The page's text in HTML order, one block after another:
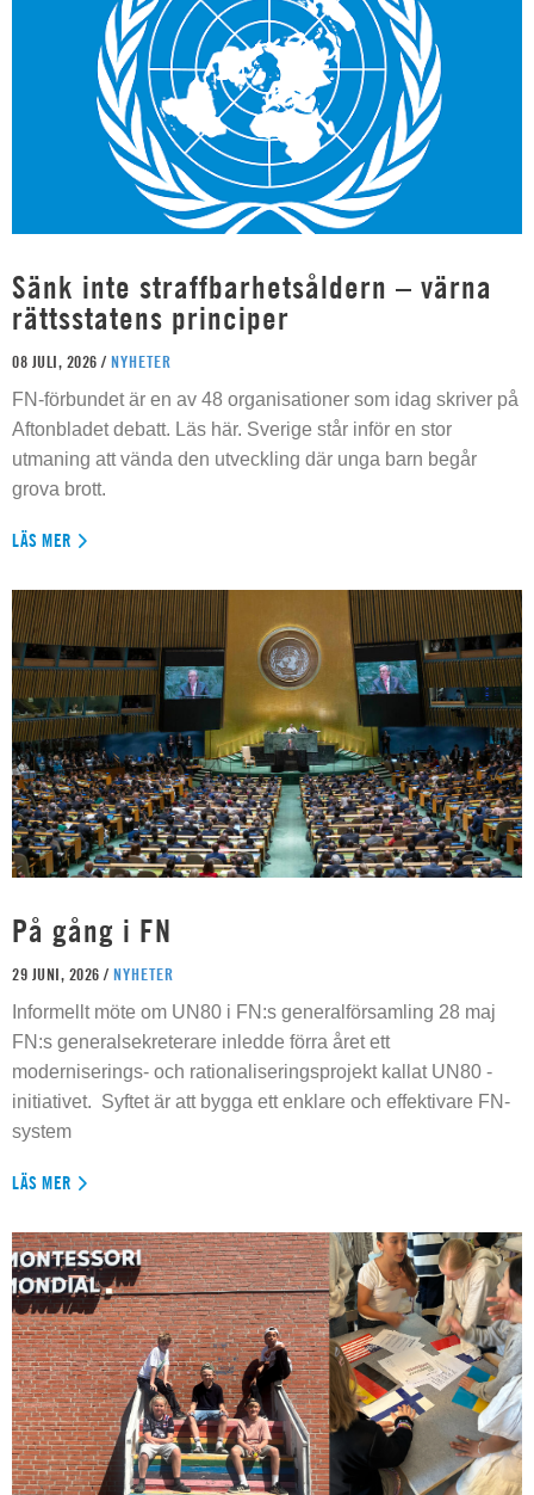
Sänk inte straffbarhetsåldern – värna
rättsstatens principer
08 JULI, 2026 / NYHETER
FN-förbundet är en av 48 organisationer som idag skriver på
Aftonbladet debatt. Läs här. Sverige står inför en stor
utmaning att vända den utveckling där unga barn begår
grova brott.
LÄS MER
På gång i FN
29 JUNI, 2026 / NYHETER
Informellt möte om UN80 i FN:s generalförsamling 28 maj
FN:s generalsekreterare inledde förra året ett
moderniserings- och rationaliseringsprojekt kallat UN80 -
initiativet. Syftet är att bygga ett enklare och effektivare FN-
system
LÄS MER